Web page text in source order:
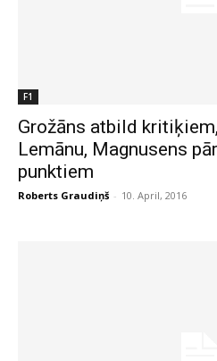
F1
Grožāns atbild
Lemānu, Magnusens
punktiem
Roberts Graudiņš - 10. April, 2016